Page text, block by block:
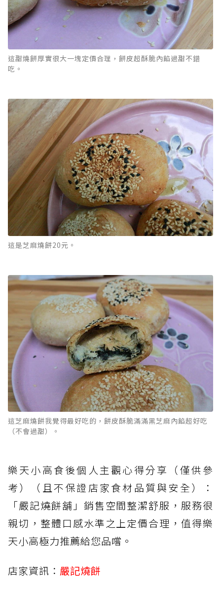
這甜燒餅厚實很大一塊定價合理，餅皮超酥脆內餡過甜不錯
吃。
這是芝麻燒餅20元。
這芝麻燒餅我覺得最好吃的，餅皮酥脆滿滿黑芝麻內餡超好吃
（不會過甜）。
樂天小高食後個人主觀心得分享（僅供參
考）（且不保證店家食材品質與安全）：
「嚴記燒餅舖」銷售空間整潔舒服，服務很
親切，整體口感水準之上定價合理，值得樂
天小高極力推薦給您品嚐。
店家資訊： 嚴記燒餅